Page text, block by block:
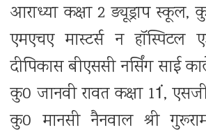
आराध्या कक्षा 2 ड्यूड्राप स्कूल,
एमएचए मास्टर्स न हॉस्पिटल
दीपिकास बीएससी नर्सिंग साई
कु0 जानवी रावत कक्षा 11ं,
कु0 मानसी नैनवाल श्री